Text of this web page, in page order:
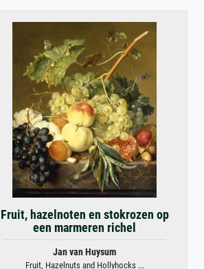
Fruit, hazelnoten en stokrozen op
een marmeren richel
Jan van Huysum
Fruit, Hazelnuts and Hollyhocks ...